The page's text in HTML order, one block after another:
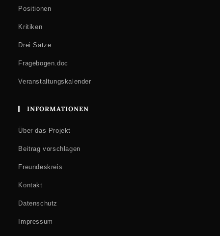
Positionen
Kritiken
Drei Sätze
Fragebogen.doc
Veranstaltungskalender
INFORMATIONEN
Über das Projekt
Beitrag vorschlagen
Freundeskreis
Kontakt
Datenschutz
Impressum